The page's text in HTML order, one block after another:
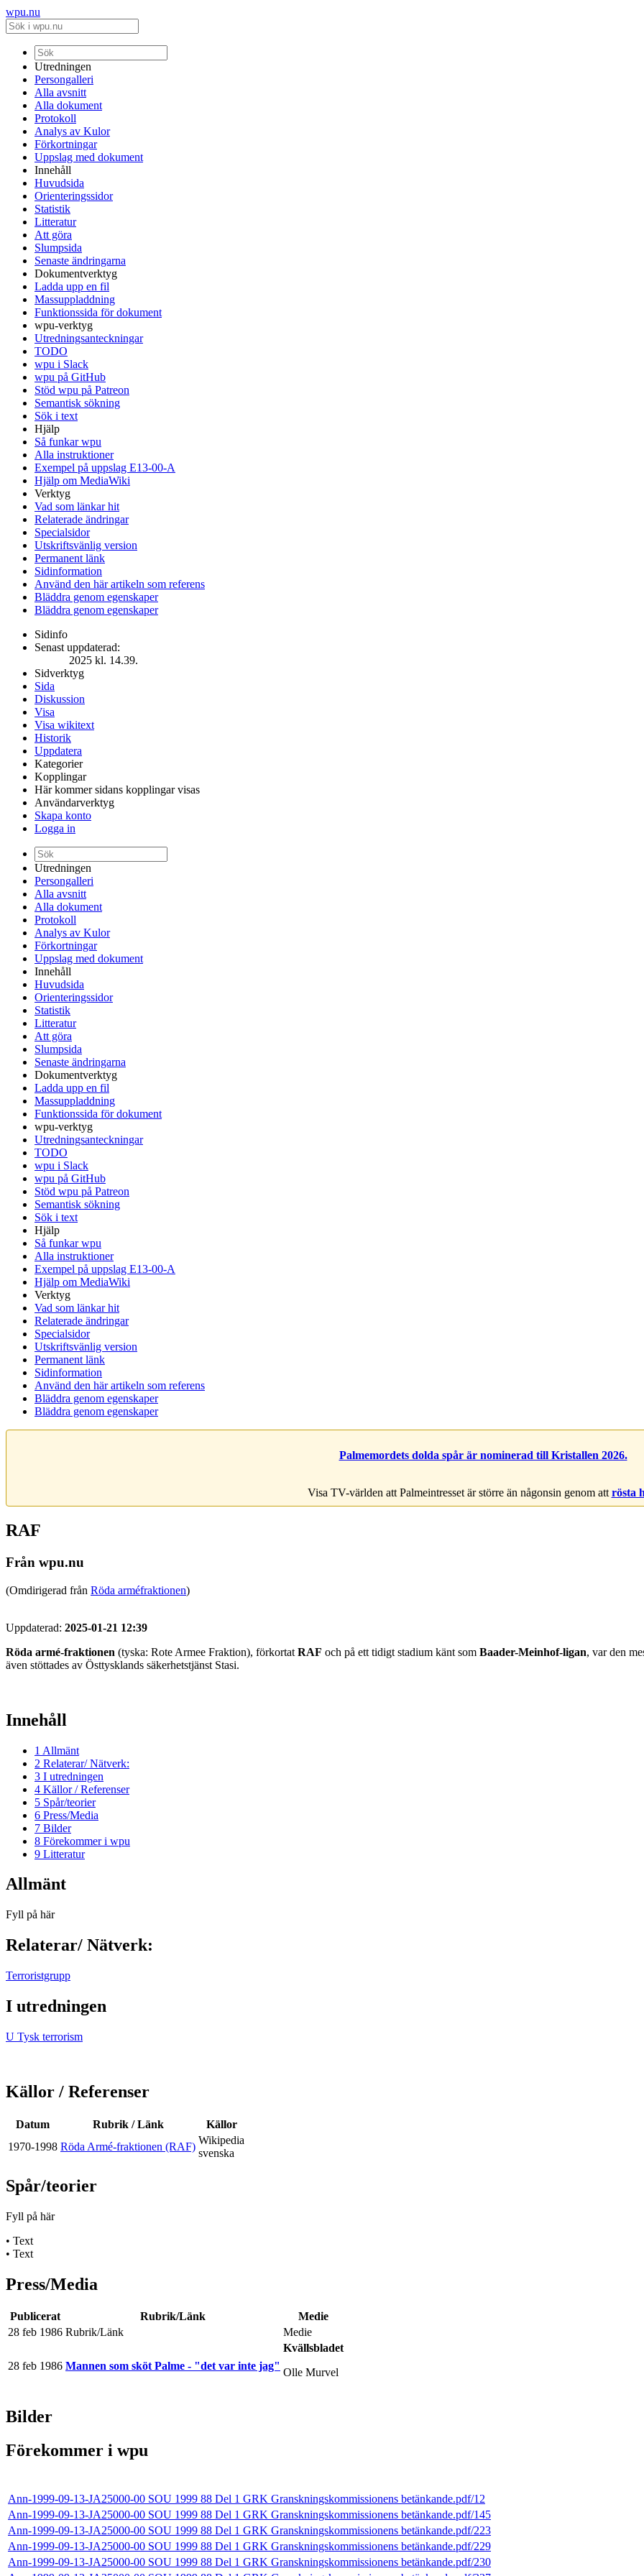
wpu.nu
Utredningen
Persongalleri
Alla avsnitt
Alla dokument
Protokoll
Analys av Kulor
Förkortningar
Uppslag med dokument
Innehåll
Huvudsida
Orienteringssidor
Statistik
Litteratur
Att göra
Slumpsida
Senaste ändringarna
Dokumentverktyg
Ladda upp en fil
Massuppladdning
Funktionssida för dokument
wpu-verktyg
Utredningsanteckningar
TODO
wpu i Slack
wpu på GitHub
Stöd wpu på Patreon
Semantisk sökning
Sök i text
Hjälp
Så funkar wpu
Alla instruktioner
Exempel på uppslag E13-00-A
Hjälp om MediaWiki
Verktyg
Vad som länkar hit
Relaterade ändringar
Specialsidor
Utskriftsvänlig version
Permanent länk
Sidinformation
Använd den här artikeln som referens
Bläddra genom egenskaper
Bläddra genom egenskaper
Sidinfo
Senast uppdaterad:
2025 kl. 14.39.
Sidverktyg
Sida
Diskussion
Visa
Visa wikitext
Historik
Uppdatera
Kategorier
Kopplingar
Här kommer sidans kopplingar visas
Användarverktyg
Skapa konto
Logga in
Utredningen
Persongalleri
Alla avsnitt
Alla dokument
Protokoll
Analys av Kulor
Förkortningar
Uppslag med dokument
Innehåll
Huvudsida
Orienteringssidor
Statistik
Litteratur
Att göra
Slumpsida
Senaste ändringarna
Dokumentverktyg
Ladda upp en fil
Massuppladdning
Funktionssida för dokument
wpu-verktyg
Utredningsanteckningar
TODO
wpu i Slack
wpu på GitHub
Stöd wpu på Patreon
Semantisk sökning
Sök i text
Hjälp
Så funkar wpu
Alla instruktioner
Exempel på uppslag E13-00-A
Hjälp om MediaWiki
Verktyg
Vad som länkar hit
Relaterade ändringar
Specialsidor
Utskriftsvänlig version
Permanent länk
Sidinformation
Använd den här artikeln som referens
Bläddra genom egenskaper
Bläddra genom egenskaper
Palmemordets dolda spår är nominerad till Kristallen 2026.
Visa TV-världen att Palmeintresset är större än någonsin genom att rösta
RAF
Från wpu.nu
(Omdirigerad från Röda arméfraktionen)
Uppdaterad: 2025-01-21 12:39
Röda armé-fraktionen (tyska: Rote Armee Fraktion), förkortat RAF och på ett tidigt stadium känt som Baader-Meinhof-ligan, var den
även stöttades av Östtysklands säkerhetstjänst Stasi.
Innehåll
1 Allmänt
2 Relaterar/ Nätverk:
3 I utredningen
4 Källor / Referenser
5 Spår/teorier
6 Press/Media
7 Bilder
8 Förekommer i wpu
9 Litteratur
Allmänt
Fyll på här
Relaterar/ Nätverk:
Terroristgrupp
I utredningen
U Tysk terrorism
Källor / Referenser
Datum Rubrik / Länk
Källor
1970-1998 Röda Armé-fraktionen (RAF)
Wikipedia
svenska
Spår/teorier
Fyll på här
• Text
• Text
Press/Media
Publicerat Rubrik/Länk
Medie
28 feb 1986 Rubrik/Länk Medie
28 feb 1986 Mannen som sköt Palme - "det var inte jag"
Kvällsbladet
Olle Murvel
Bilder
Förekommer i wpu
Ann-1999-09-13-JA25000-00 SOU 1999 88 Del 1 GRK Granskningskommissionens betänkande.pdf/12
Ann-1999-09-13-JA25000-00 SOU 1999 88 Del 1 GRK Granskningskommissionens betänkande.pdf/145
Ann-1999-09-13-JA25000-00 SOU 1999 88 Del 1 GRK Granskningskommissionens betänkande.pdf/223
Ann-1999-09-13-JA25000-00 SOU 1999 88 Del 1 GRK Granskningskommissionens betänkande.pdf/229
Ann-1999-09-13-JA25000-00 SOU 1999 88 Del 1 GRK Granskningskommissionens betänkande.pdf/230